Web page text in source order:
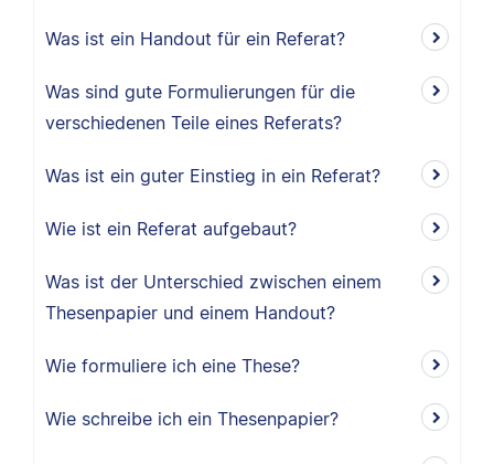
Was ist ein Handout für ein Referat?
Was sind gute Formulierungen für die
verschiedenen Teile eines Referats?
Was ist ein guter Einstieg in ein Referat?
Wie ist ein Referat aufgebaut?
Was ist der Unterschied zwischen einem
Thesenpapier und einem Handout?
Wie formuliere ich eine These?
Wie schreibe ich ein Thesenpapier?